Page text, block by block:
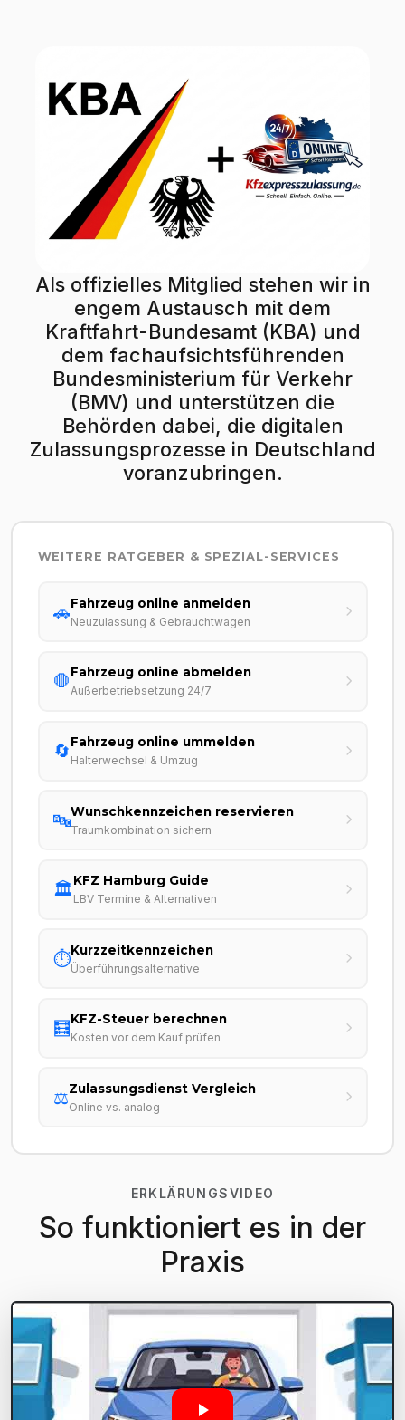
Als offizielles Mitglied stehen wir in
engem Austausch mit dem
Kraftfahrt-Bundesamt (KBA) und
dem fachaufsichtsführenden
Bundesministerium für Verkehr
(BMV) und unterstützen die
Behörden dabei, die digitalen
Zulassungsprozesse in Deutschland
voranzubringen.
WEITERE RATGEBER & SPEZIAL-SERVICES
🚗Fahrzeug online anmelden
Neuzulassung & Gebrauchtwagen
🛑Fahrzeug online abmelden
Außerbetriebsetzung 24/7
🔄Fahrzeug online ummelden
Halterwechsel & Umzug
🔤Wunschkennzeichen reservieren
Traumkombination sichern
🏛️KFZ Hamburg Guide
LBV Termine & Alternativen
⏱️Kurzzeitkennzeichen
Überführungsalternative
🧮KFZ-Steuer berechnen
Kosten vor dem Kauf prüfen
⚖️Zulassungsdienst Vergleich
Online vs. analog
ERKLÄRUNGSVIDEO
So funktioniert es in der
Praxis